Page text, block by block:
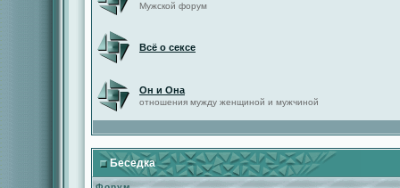
Мужской форум
Всё о сексе
Он и Она
отношения мужду женщиной и мужчиной
Беседка